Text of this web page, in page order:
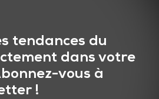
tendances du
dans votre
vous à
!